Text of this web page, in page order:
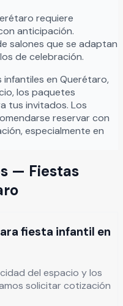
requiere
anticipación.
salones que se adaptan
de celebración.
infantiles en Querétaro,
los paquetes
tus invitados. Los
reservar con
especialmente en
— Fiestas
fiesta infantil en
del espacio y los
solicitar cotización